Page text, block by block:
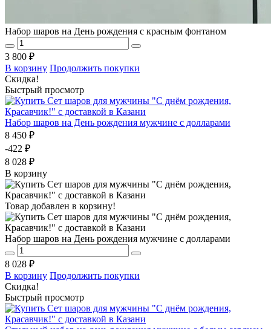
Набор шаров на День рождения с красным фонтаном
3 800 ₽
В корзину Продолжить покупки
Скидка!
Быстрый просмотр
Набор шаров на День рождения мужчине с долларами
8 450 ₽
-422 ₽
8 028 ₽
В корзину
Товар добавлен в корзину!
Набор шаров на День рождения мужчине с долларами
8 028 ₽
В корзину Продолжить покупки
Скидка!
Быстрый просмотр